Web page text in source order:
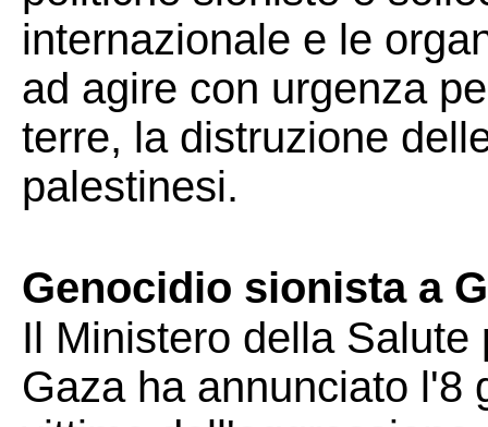
internazionale e le
ad agire con urgenza
terre, la distruzione
palestinesi.
Genocidio sionista a
Il Ministero della
Gaza ha annunciato l'8